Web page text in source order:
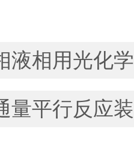
液相用光化
量平行反应